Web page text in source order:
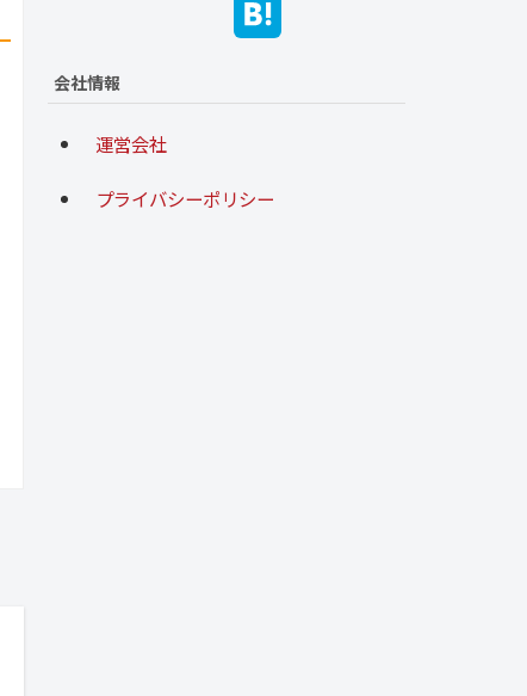
会社情報
運営会社
プライバシーポリシー